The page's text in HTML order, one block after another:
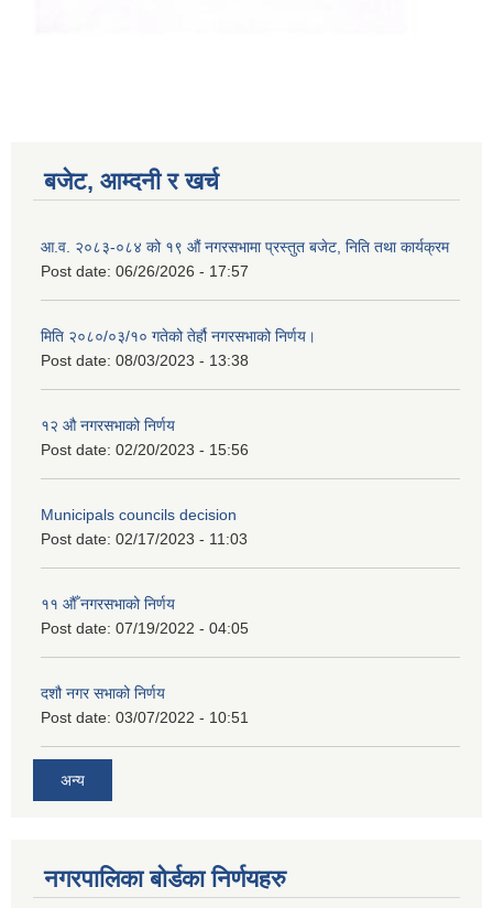
बजेट, आम्दनी र खर्च
आ.व. २०८३-०८४ को १९ औं नगरसभामा प्रस्तुत बजेट, निति तथा कार्यक्रम
Post date: 06/26/2026 - 17:57
मिति २०८०/०३/१० गतेको तेर्हौ नगरसभाको निर्णय।
Post date: 08/03/2023 - 13:38
१२ औ नगरसभाको निर्णय
Post date: 02/20/2023 - 15:56
Municipals councils decision
Post date: 02/17/2023 - 11:03
११ ‌औँ नगरसभाको निर्णय
Post date: 07/19/2022 - 04:05
दशौ नगर सभाको निर्णय
Post date: 03/07/2022 - 10:51
अन्य
नगरपालिका बोर्डका निर्णयहरु